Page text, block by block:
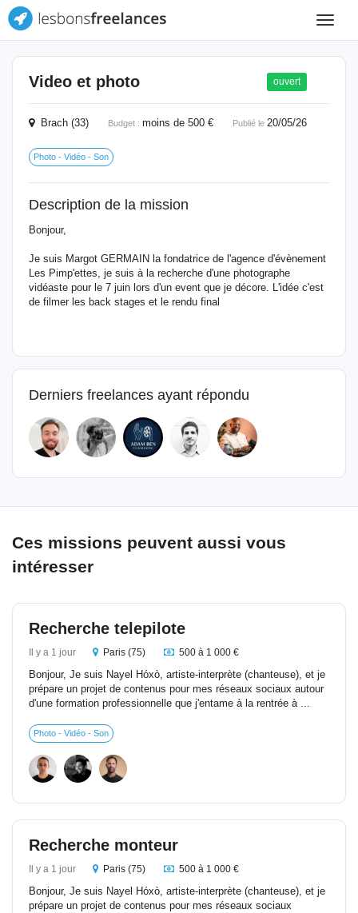
Toggle
Video et photo ouvert
Brach (33) Budget : moins de 500 € Publié le 20/05/26
Photo - Vidéo - Son
Description de la mission
Bonjour,
Je suis Margot GERMAIN la fondatrice de l'agence d'évènement
Les Pimp'ettes, je suis à la recherche d'une photographe
vidéaste pour le 7 juin lors d'un event que je décore. L'idée c'est
de filmer les back stages et le rendu final
Derniers freelances ayant répondu
Ces missions peuvent aussi vous
intéresser
Recherche telepilote
Il y a 1 jour Paris (75) 500 à 1 000 €
Bonjour, Je suis Nayel Hóxò, artiste-interprète (chanteuse), et je
prépare un projet de contenus pour mes réseaux sociaux autour
d'une formation professionnelle que j'entame à la rentrée à ...
Photo - Vidéo - Son
Recherche monteur
Il y a 1 jour Paris (75) 500 à 1 000 €
Bonjour, Je suis Nayel Hóxò, artiste-interprète (chanteuse), et je
prépare un projet de contenus pour mes réseaux sociaux